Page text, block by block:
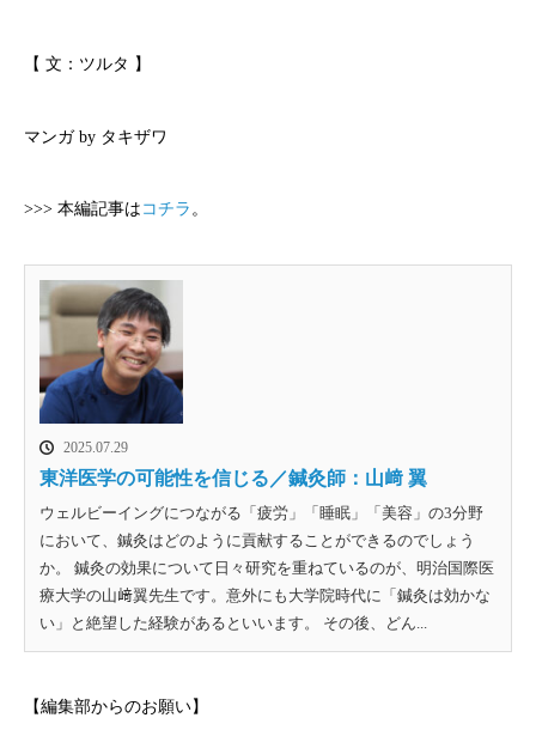
【 文：ツルタ 】
マンガ by タキザワ
>>> 本編記事は コチラ 。
2025.07.29
東洋医学の可能性を信じる／鍼灸師：山﨑 翼
ウェルビーイングにつながる「疲労」「睡眠」「美容」の3分野
において、鍼灸はどのように貢献することができるのでしょう
か。 鍼灸の効果について日々研究を重ねているのが、明治国際医
療大学の山﨑翼先生です。意外にも大学院時代に「鍼灸は効かな
い」と絶望した経験があるといいます。 その後、どん...
【編集部からのお願い】